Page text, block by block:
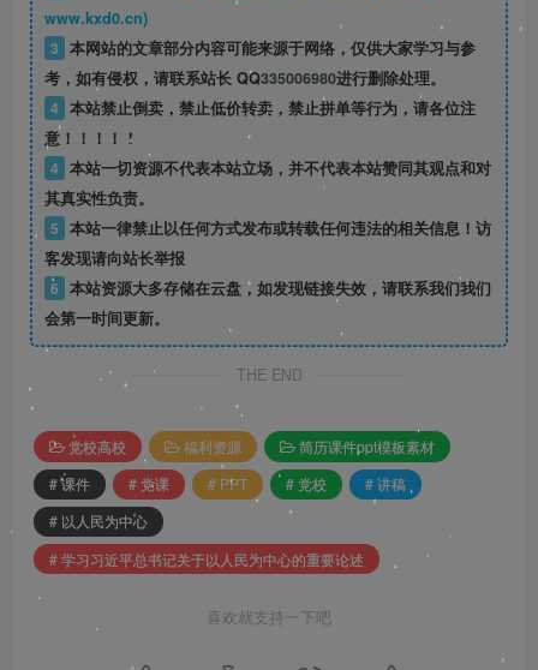
www.kxd0.cn)
3 本网站的文章部分内容可能来源于网络，仅供大家学习与参
考，如有侵权，请联系站长 QQ335006980进行删除处理。
4 本站禁止倒卖，禁止低价转卖，禁止拼单等行为，请各位注
意！！！！！
4 本站一切资源不代表本站立场，并不代表本站赞同其观点和对
其真实性负责。
5 本站一律禁止以任何方式发布或转载任何违法的相关信息！访
客发现请向站长举报
6 本站资源大多存储在云盘，如发现链接失效，请联系我们我们
会第一时间更新。
THE END
党校高校 福利资源
简历课件ppt模板素材
# 课件
# 党课 # PPT # 党校
# 讲稿
# 以人民为中心
# 学习习近平总书记关于以人民为中心的重要论述
喜欢就支持一下吧